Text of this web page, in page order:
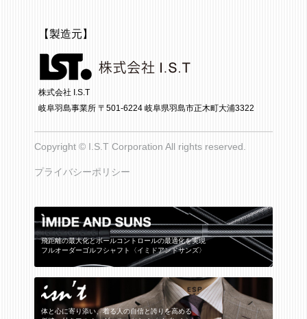
【製造元】
株式会社 I.S.T
岐阜羽島事業所 〒501-6224 岐阜県羽島市正木町大浦3322
Copyright © I.S.T Corporation All rights reserved.
プライバシーポリシー
飛距離の最大化とボールコントロールの最適化を実現
フルオーダーゴルフシャフト〈イミドアンドサンズ〉
体と心に寄り添い、着る人の自信と誇りを高める